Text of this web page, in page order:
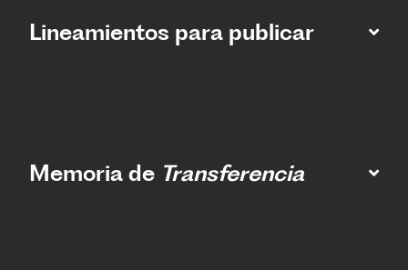
Lineamientos para publicar
Memoria de Transferencia